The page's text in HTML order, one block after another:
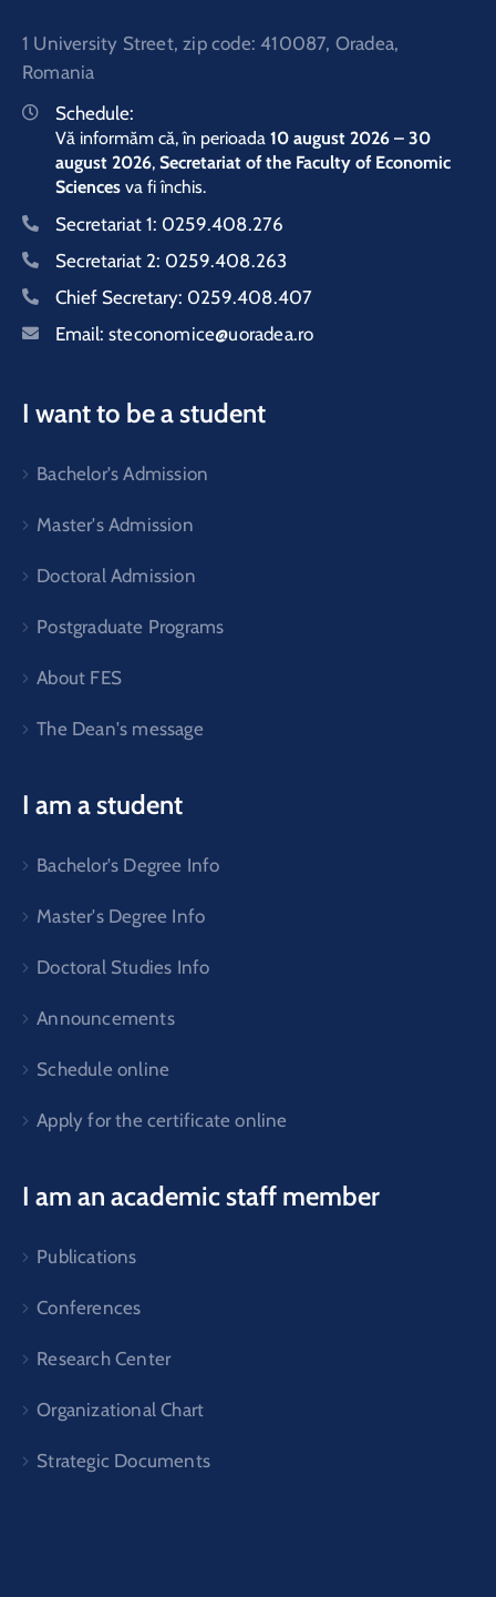
1 University Street, zip code: 410087, Oradea,
Romania
Schedule:
Vă informăm că, în perioada 10 august 2026 – 30
august 2026, Secretariat of the Faculty of Economic
Sciences va fi închis.
Secretariat 1: 0259.408.276
Secretariat 2: 0259.408.263
Chief Secretary: 0259.408.407
Email: steconomice@uoradea.ro
I want to be a student
Bachelor's Admission
Master's Admission
Doctoral Admission
Postgraduate Programs
About FES
The Dean's message
I am a student
Bachelor's Degree Info
Master's Degree Info
Doctoral Studies Info
Announcements
Schedule online
Apply for the certificate online
I am an academic staff member
Publications
Conferences
Research Center
Organizational Chart
Strategic Documents